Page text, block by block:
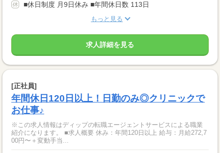
■休日制度 月9日休み ■年間休日数 113日
もっと見る
求人詳細を見る
[正社員]
年間休日120日以上！日勤のみ◎クリニックで
お仕事♪
※この求人情報はディップの転職エージェントサービスによる職業
紹介になります。 ■求人概要 休み：年間120日以上 給与：月給272,7
00円〜＋変動手当...